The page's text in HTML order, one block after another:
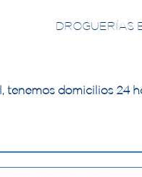
DROGUERÍAS
tenemos domicilios 24